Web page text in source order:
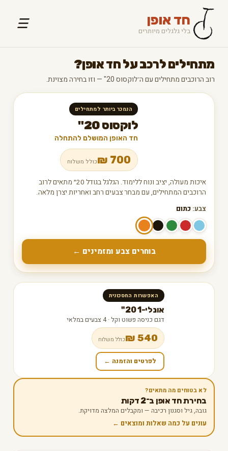
חד אופן
בלי גלגלים מיותרים ☰
מתחילים לרכב על חד אופן?
רוב הרוכבים מתחילים עם ה־לוקסוס 20" — וזו בחירה מצוינת.
הנמכר ביותר למתחילים
לוקסוס 20"
חד האופן המושלם להתחלה
700
₪כולל משלוח
איכות מעולה, יציב ונוח ללימוד. הגלגל בגודל 20״ מתאים לרוב
הרוכבים המתחילים, עם מבחר צבעים רחב ואחריות יצרן מלאה.
צבע: כתום
בוחרים צבע ומזמינים ←
האפשרות החסכונית
אונלי-1 20"
דגם כניסה פשוט וקל · 4 צבעים במלאי
540 ₪ כולל משלוח
לפרטים והזמנה ←
לא בטוחים מה מתאים?
בחירת חד אופן ב־2 דקות
גובה, גיל וסגנון רכיבה — ומקבלים המלצה מדויקת.
עונים על כמה שאלות ומוצאים ←